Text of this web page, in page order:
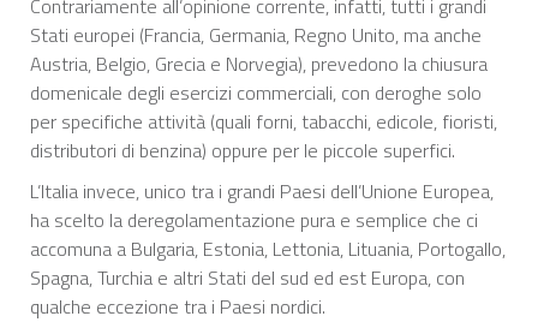
Stati europei (Francia, Germania, Regno Unito, ma anche
Austria, Belgio, Grecia e Norvegia), prevedono la chiusura
domenicale degli esercizi commerciali, con deroghe solo
per specifiche attività (quali forni, tabacchi, edicole, fioristi,
distributori di benzina) oppure per le piccole superfici.
L’Italia invece, unico tra i grandi Paesi dell’Unione Europea,
ha scelto la deregolamentazione pura e semplice che ci
accomuna a Bulgaria, Estonia, Lettonia, Lituania, Portogallo,
Spagna, Turchia e altri Stati del sud ed est Europa, con
qualche eccezione tra i Paesi nordici.